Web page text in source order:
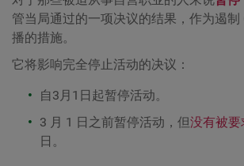
管当局通过的一项决议的结果，作为遏制
播的措施。
它将影响完全停止活动的决议：
自3月1日起暂停活动。
3 月 1 日之前暂停活动，但没有被要
日。